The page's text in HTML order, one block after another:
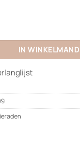
IN WINKELMAND